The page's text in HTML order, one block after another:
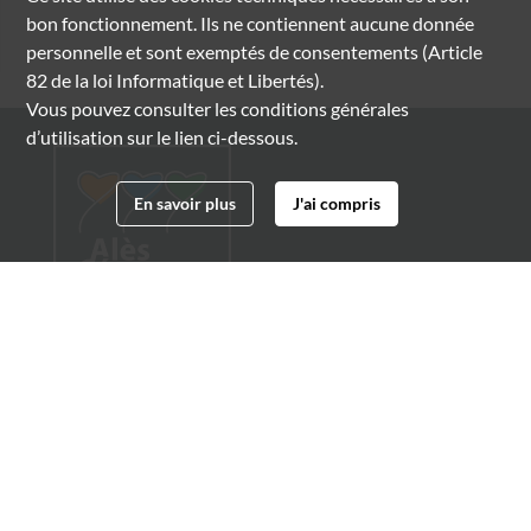
bon fonctionnement. Ils ne contiennent aucune donnée
personnelle et sont exemptés de consentements (Article
82 de la loi Informatique et Libertés).
Vous pouvez consulter les conditions générales
d’utilisation sur le lien ci-dessous.
En savoir plus J'ai compris